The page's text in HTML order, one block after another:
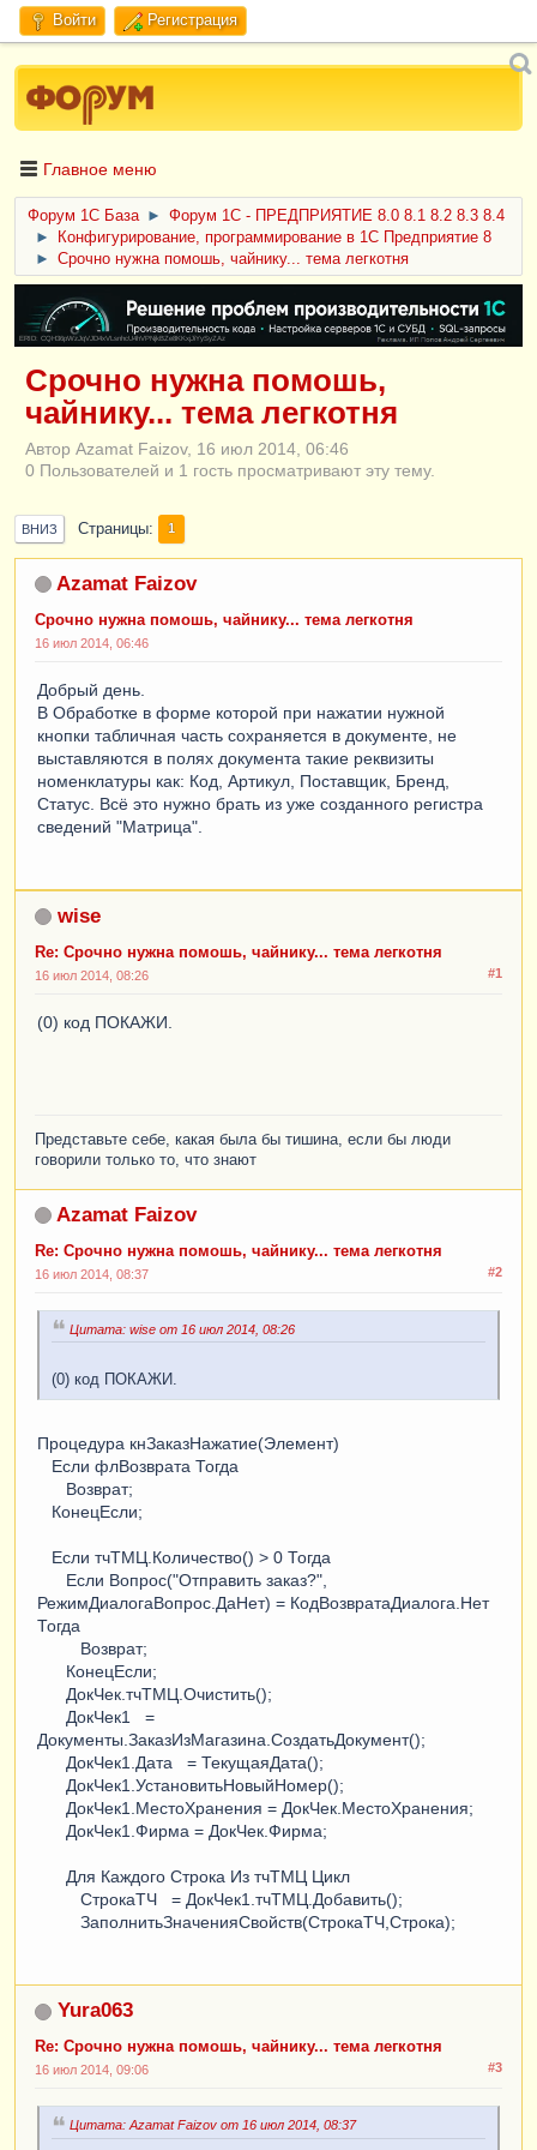
Войти Регистрация
Главное меню
Форум 1C База ►
Форум 1С - ПРЕДПРИЯТИЕ 8.0 8.1 8.2 8.3 8.4
►
Конфигурирование, программирование в 1С Предприятие 8
►
Срочно нужна помошь, чайнику... тема легкотня
ERID: CQH36pWzJqVJD4xVLsnhcU4hVPNjkBZe8KKxjJiYySyZAz
Срочно нужна помошь,
чайнику... тема легкотня
Автор Azamat Faizov, 16 июл 2014, 06:46
0 Пользователей и 1 гость просматривают эту тему.
ВНИЗ Страницы 1
Azamat Faizov
Срочно нужна помошь, чайнику... тема легкотня
16 июл 2014, 06:46
Добрый день.
В Обработке в форме которой при нажатии нужной
кнопки табличная часть сохраняется в документе, не
выставляются в полях документа такие реквизиты
номенклатуры как: Код, Артикул, Поставщик, Бренд,
Статус. Всё это нужно брать из уже созданного регистра
сведений "Матрица".
wise
Re: Срочно нужна помошь, чайнику... тема легкотня
#1
16 июл 2014, 08:26
(0) код ПОКАЖИ.
Представьте себе, какая была бы тишина, если бы люди
говорили только то, что знают
Azamat Faizov
Re: Срочно нужна помошь, чайнику... тема легкотня
#2
16 июл 2014, 08:37
Цитата: wise от 16 июл 2014, 08:26
(0) код ПОКАЖИ.
Процедура кнЗаказНажатие(Элемент)
Если флВозврата Тогда
Возврат;
КонецЕсли;
Если тчТМЦ.Количество() > 0 Тогда
Если Вопрос("Отправить заказ?",
РежимДиалогаВопрос.ДаНет) = КодВозвратаДиалога.Нет
Тогда
Возврат;
КонецЕсли;
ДокЧек.тчТМЦ.Очистить();
ДокЧек1 =
Документы.ЗаказИзМагазина.СоздатьДокумент();
ДокЧек1.Дата = ТекущаяДата();
ДокЧек1.УстановитьНовыйНомер();
ДокЧек1.МестоХранения = ДокЧек.МестоХранения;
ДокЧек1.Фирма = ДокЧек.Фирма;
Для Каждого Строка Из тчТМЦ Цикл
СтрокаТЧ = ДокЧек1.тчТМЦ.Добавить();
ЗаполнитьЗначенияСвойств(СтрокаТЧ,Строка);
Yura063
Re: Срочно нужна помошь, чайнику... тема легкотня
#3
16 июл 2014, 09:06
Цитата: Azamat Faizov от 16 июл 2014, 08:37